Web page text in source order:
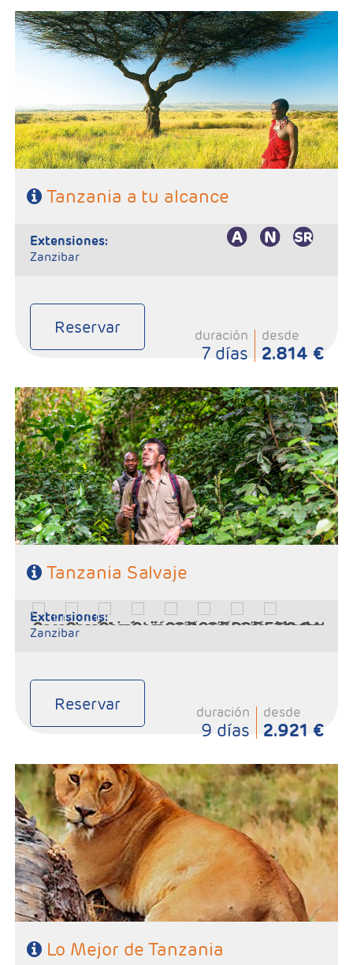
- Salidas:Martes y sábados
- Ruta: 1 noche Tarangire, 2 noches serengeti y 1 noche Karatu
- Régimen: Pensión completa
Tanzania a tu alcance
extensiones:
Zanzibar
Reservar duración
7 días
desde
2.814 €
- Salidas:Martes según calendario
- Ruta: 1 noche Arusha, 1n Tarangire, 1n Ngorongoro, 2n Serengeti,
1n Karatu
- Régimen: Pensión completa
- A destacar: Visado a la entrada del país.
Tanzania Salvaje
extensiones:
Zanzibar
Reservar duración
9 días
desde
2.921 €
- Salidas:Martes
- Ruta: 1 noche Karatu, 2n Serengeti,1n Tarangire
- Régimen: Pensión completa
- A destacar: Visado a la entrada del país.
Lo Mejor de Tanzania